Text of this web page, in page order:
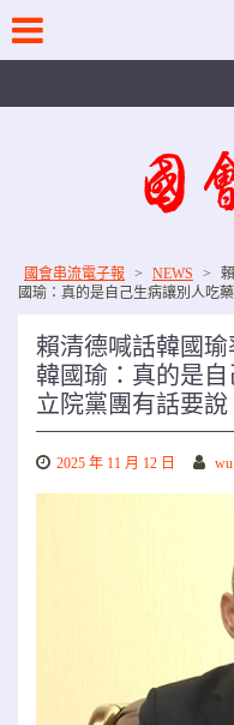
content
國會串流電子報 > NEWS >
國瑜：真的是自己生病讓別人吃
賴清德喊話韓國
韓國瑜：真的是
立院黨團有話要說
2025 年 11 月 12 日 wu